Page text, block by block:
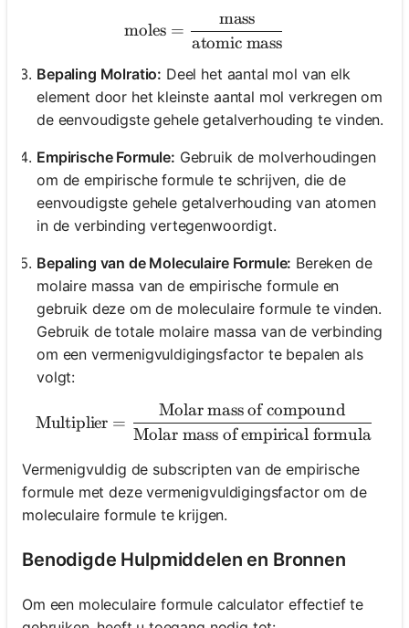
\text{moles} =
moles =
atomic mass
mass
Bepaling Molratio: Deel het aantal mol van elk
element door het kleinste aantal mol verkregen om
de eenvoudigste gehele getalverhouding te vinden.
Empirische Formule: Gebruik de molverhoudingen
om de empirische formule te schrijven, die de
eenvoudigste gehele getalverhouding van atomen
in de verbinding vertegenwoordigt.
Bepaling van de Moleculaire Formule: Bereken de
molaire massa van de empirische formule en
gebruik deze om de moleculaire formule te vinden.
Gebruik de totale molaire massa van de verbinding
om een vermenigvuldigingsfactor te bepalen als
volgt:
\text{Multiplier} =
Multiplier =
Molar mass of empirical formula
Molar mass of compound
Vermenigvuldig de subscripten van de empirische
formule met deze vermenigvuldigingsfactor om de
moleculaire formule te krijgen.
Benodigde Hulpmiddelen en Bronnen
Om een moleculaire formule calculator effectief te